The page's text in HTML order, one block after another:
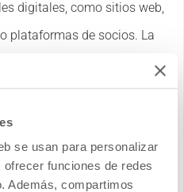
se usan para personalizar
funciones de redes
Además, compartimos
digitales, como sitios web,
plataformas de socios. La
a las aseguradoras
de pólizas a través
Esta